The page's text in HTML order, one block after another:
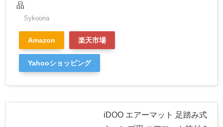
品
Sykooria
Amazon 楽天市場
Yahooショッピング
iDOO エアーマット 足踏み式